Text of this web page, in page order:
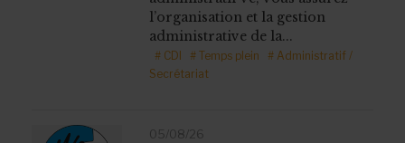
l’organisation et la gestion
administrative de la...
# CDI # Temps plein
# Administratif /
Secrétariat
05/08/26